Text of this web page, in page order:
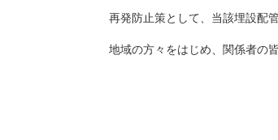
再発防止策として、当該埋設配
地域の方々をはじめ、関係者の